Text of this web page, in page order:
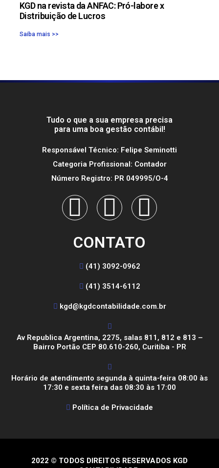
KGD na revista da ANFAC: Pró-labore x
Distribuição de Lucros
Saiba mais >>
Tudo o que a sua empresa precisa
para uma boa gestão contábil!
Responsável Técnico: Felipe Seminotti
Categoria Profissional: Contador
Número Registro: PR 049995/O-4
CONTATO
(41) 3092-0962
(41) 3514-6112
kgd@kgdcontabilidade.com.br
Av Republica Argentina, 2275, salas 811, 812 e 813 –
Bairro Portão CEP 80.610-260, Curitiba - PR
Horário de atendimento segunda à quinta-feira 08:00 às
17:30 e sexta feira das 08:30 às 17:00
Política de Privacidade
2022 © TODOS DIREITOS RESERVADOS KGD